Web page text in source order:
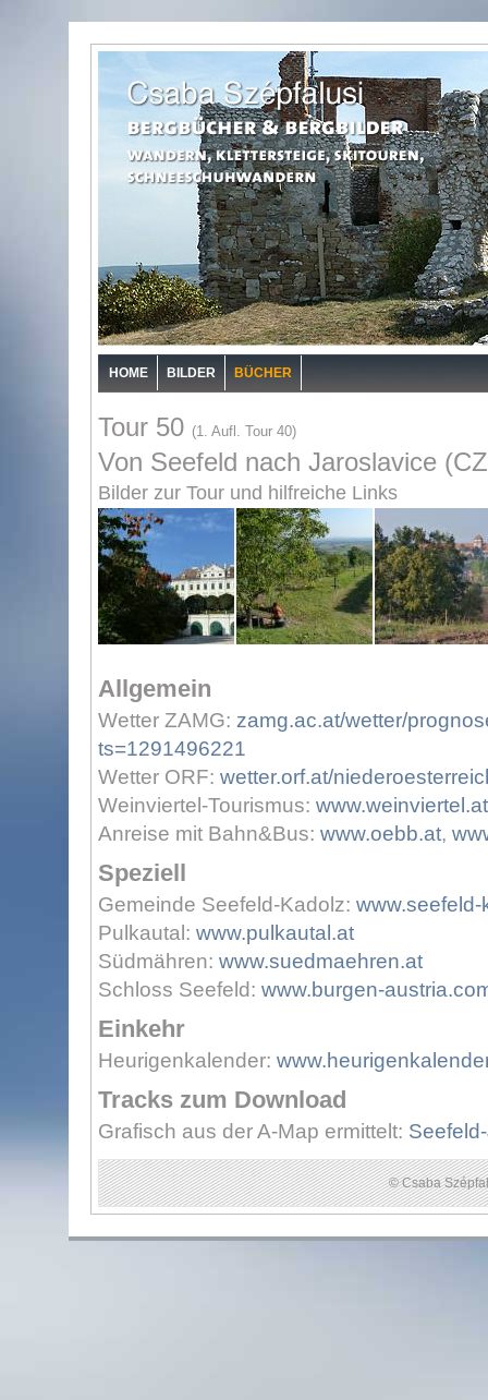
HOME BILDER BÜCHER
Tour 50 (1. Aufl. Tour 40)
Von Seefeld nach Jaroslavice
Bilder zur Tour und hilfreiche Links
Allgemein
Wetter ZAMG: zamg.ac.at/wetter/
ts=1291496221
Wetter ORF: wetter.orf.at/
Weinviertel-Tourismus: www.weinviertel.at
Anreise mit Bahn&Bus: www.oebb.at,
Speziell
Gemeinde Seefeld-Kadolz: www.seefeld-
Pulkautal: www.pulkautal.at
Südmähren: www.suedmaehren.at
Schloss Seefeld: www.burgen-
Einkehr
Heurigenkalender:
Tracks zum Download
Grafisch aus der A-Map ermittelt:
© Csaba